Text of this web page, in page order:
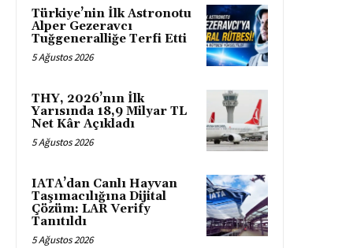
Türkiye’nin İlk Astronotu
Alper Gezeravcı
Tuğgeneralliğe Terfi Etti
5 Ağustos 2026
THY, 2026’nın İlk
Yarısında 18,9 Milyar TL
Net Kâr Açıkladı
5 Ağustos 2026
IATA’dan Canlı Hayvan
Taşımacılığına Dijital
Çözüm: LAR Verify
Tanıtıldı
5 Ağustos 2026